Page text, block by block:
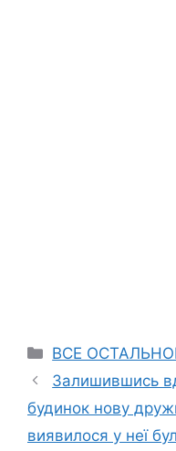
Categories
ВСЕ
Залишившись
будинок нову
виявилося у неї